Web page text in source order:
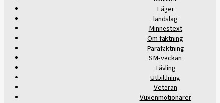
Läger
landslag
Minnestext
Om fäktning
Parafäktning
SM-veckan
Tävling
Utbildning
Veteran
Vuxenmotionärer